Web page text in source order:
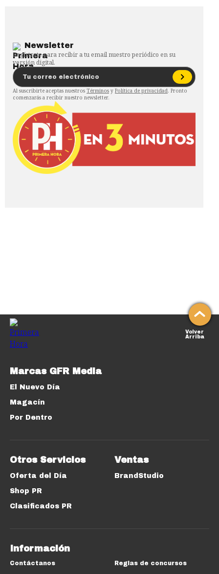
Newsletter
Regístrate para recibir a tu email nuestro periódico en su
versión digital.
Al suscribirte aceptas nuestros Términos y Política de privacidad. Pronto
comenzarás a recibir nuestro newsletter.
Volver
Arriba
Marcas GFR Media
El Nuevo Día
Magacín
Por Dentro
Otros Servicios
Oferta del Día
Shop PR
Clasificados PR
Ventas
BrandStudio
Información
Contáctanos Reglas de concursos